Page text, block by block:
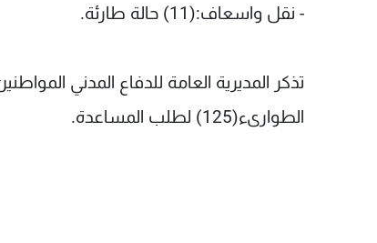
- نقل واسعاف:(11) حالة طارئة.
تذكر المديرية العامة للدفاع المدني
الطوارىء(125) لطلب المساعدة.